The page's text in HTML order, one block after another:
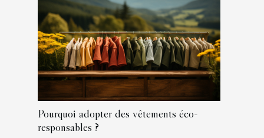
Pourquoi adopter des vêtements éco-
responsables ?